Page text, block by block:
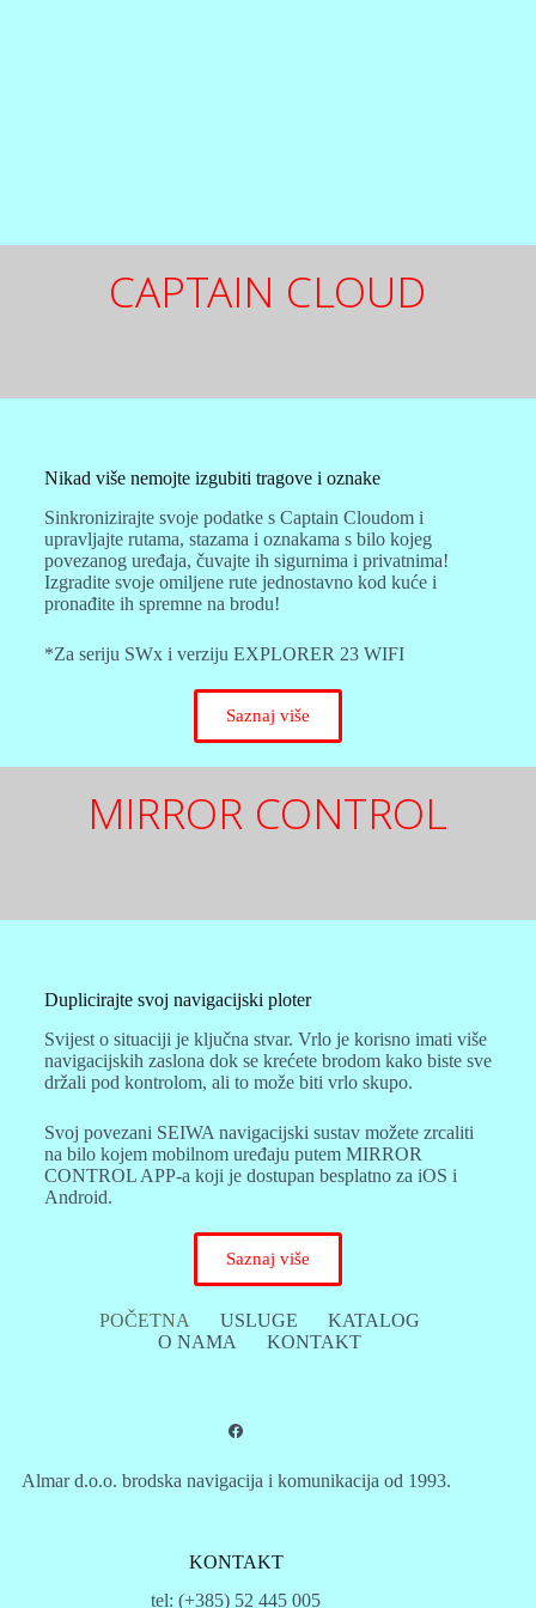
CAPTAIN CLOUD
Nikad više nemojte izgubiti tragove i oznake
Sinkronizirajte svoje podatke s Captain Cloudom i
upravljajte rutama, stazama i oznakama s bilo kojeg
povezanog uređaja, čuvajte ih sigurnima i privatnima!
Izgradite svoje omiljene rute jednostavno kod kuće i
pronađite ih spremne na brodu!
*Za seriju SWx i verziju EXPLORER 23 WIFI
Saznaj više
MIRROR CONTROL
Duplicirajte svoj navigacijski ploter
Svijest o situaciji je ključna stvar. Vrlo je korisno imati više
navigacijskih zaslona dok se krećete brodom kako biste sve
držali pod kontrolom, ali to može biti vrlo skupo.
Svoj povezani SEIWA navigacijski sustav možete zrcaliti
na bilo kojem mobilnom uređaju putem MIRROR
CONTROL APP-a koji je dostupan besplatno za iOS i
Android.
Saznaj više
POČETNA USLUGE
KATALOG
O NAMA
KONTAKT
Almar d.o.o. brodska navigacija i komunikacija od 1993.
KONTAKT
tel: (+385) 52 445 005